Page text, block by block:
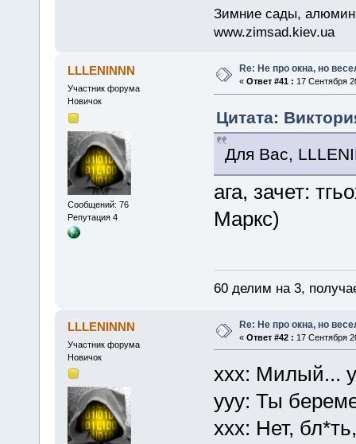
Зимние сады,
www.zimsad.kiev.ua
LLLENINNN
Участник форума
Новичок
Сообщений: 76
Репутация 4
Re: Не про окна, но
« Ответ #41 : 17 Сентября
Цитата:
Для Вас,
ага, зачет:
Маркс)
60 делим на 3,
LLLENINNN
Участник форума
Новичок
Re: Не про окна, но
« Ответ #42 : 17 Сентября
ххх: Милый...
yyy: Ты
ххх: Нет,